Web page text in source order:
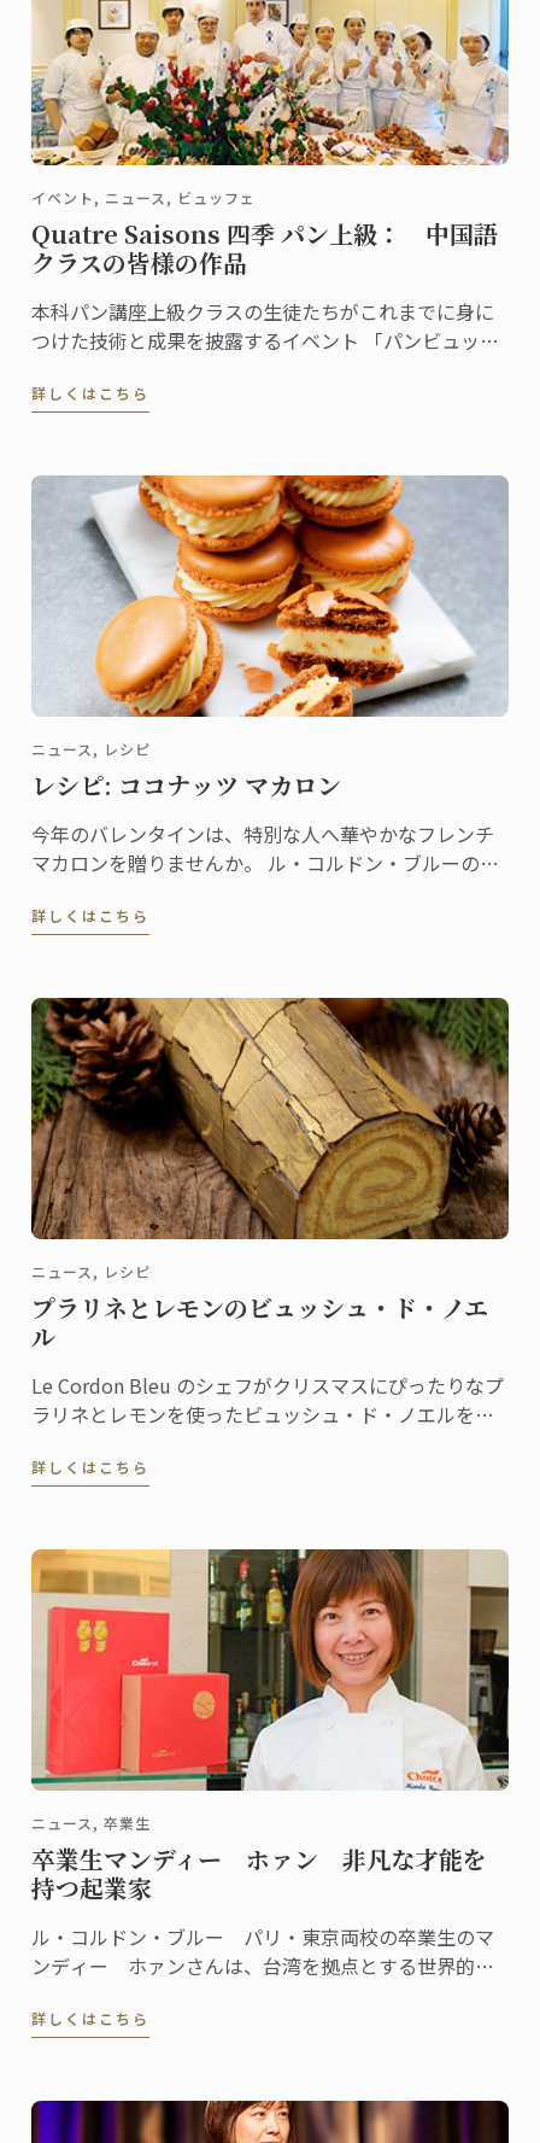
イベント, ニュース, ビュッフェ
Quatre Saisons 四季 パン上級： 中国語
クラスの皆様の作品
本科パン講座上級クラスの生徒たちがこれまでに身に
つけた技術と成果を披露するイベント 「パンビュッフ
サイズのパンをプレゼンテーション。
詳しくはこちら
ニュース, レシピ
レシピ: ココナッツ マカロン
今年のバレンタインは、特別な人へ華やかなフレンチ
マカロンを贈りませんか。 ル・コルドン・ブルーの書
ツ マカロンのレシピをご紹介しましょう。
詳しくはこちら
ニュース, レシピ
プラリネとレモンのビュッシュ・ド・ノエ
ル
Le Cordon Bleu のシェフがクリスマスにぴったりなプ
ラリネとレモンを使ったビュッシュ・ド・ノエルをご
詳しくはこちら
ニュース, 卒業生
卒業生マンディー ホァン 非凡な才能を
持つ起業家
ル・コルドン・ブルー パリ・東京両校の卒業生のマ
ンディー ホァンさんは、台湾を拠点とする世界的に
であります。
詳しくはこちら